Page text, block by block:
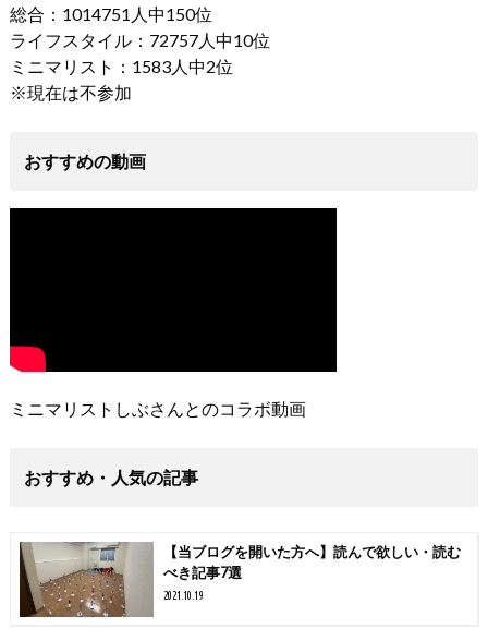
総合：1014751人中150位
ライフスタイル：72757人中10位
ミニマリスト：1583人中2位
※現在は不参加
おすすめの動画
ミニマリストしぶさんとのコラボ動画
おすすめ・人気の記事
【当ブログを開いた方へ】読んで欲しい・読む
べき記事7選
2021.10.19